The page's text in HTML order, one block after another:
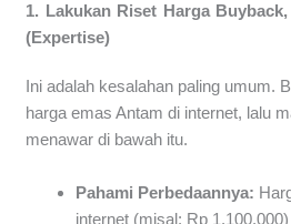
1. Lakukan Riset Harga
(Expertise)
Ini adalah kesalahan paling umum.
harga emas Antam di internet, lalu
menawar di bawah itu.
Pahami Perbedaannya:
internet (misal: Rp